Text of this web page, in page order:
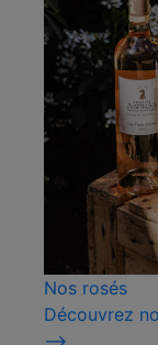
Nos rosés
Découvrez
⟶